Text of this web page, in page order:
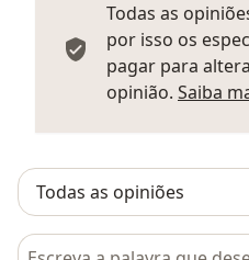
Todas as
por isso os
pagar para
opinião. Saiba
Pesquisar em opiniões